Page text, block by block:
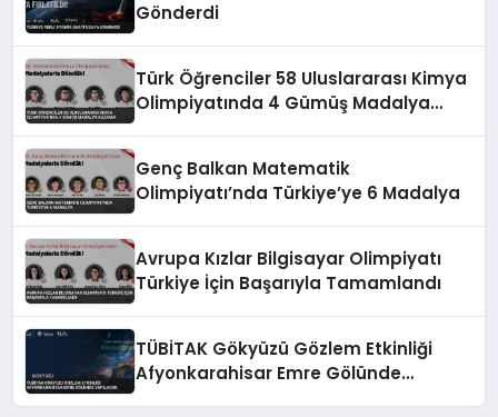
Gönderdi
Türk Öğrenciler 58 Uluslararası Kimya
Olimpiyatında 4 Gümüş Madalya
Genç Balkan Matematik
Olimpiyatı’nda Türkiye’ye 6 Madalya
Avrupa Kızlar Bilgisayar Olimpiyatı
Türkiye İçin Başarıyla Tamamlandı
TÜBİTAK Gökyüzü Gözlem Etkinliği
Afyonkarahisar Emre Gölünde